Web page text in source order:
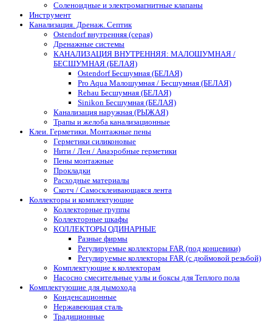
Соленоидные и электромагнитные клапаны
Инструмент
Канализация. Дренаж. Септик
Ostendorf внутренняя (серая)
Дренажные системы
КАНАЛИЗАЦИЯ ВНУТРЕННЯЯ: МАЛОШУМНАЯ /
БЕСШУМНАЯ (БЕЛАЯ)
Ostendorf Бесшумная (БЕЛАЯ)
Pro Aqua Малошумная / Бесшумная (БЕЛАЯ)
Rehau Бесшумная (БЕЛАЯ)
Sinikon Бесшумная (БЕЛАЯ)
Канализация наружная (РЫЖАЯ)
Трапы и желоба канализационные
Клеи. Герметики. Монтажные пены
Герметики силиконовые
Нити / Лен / Анаэробные герметики
Пены монтажные
Прокладки
Расходные материалы
Скотч / Самосклеивающаяся лента
Коллекторы и комплектующие
Коллекторные группы
Коллекторные шкафы
КОЛЛЕКТОРЫ ОДИНАРНЫЕ
Разные фирмы
Регулируемые коллекторы FAR (под концевики)
Регулируемые коллекторы FAR (с дюймовой резьбой)
Комплектующие к коллекторам
Насосно смесительные узлы и боксы для Теплого пола
Комплектующие для дымохода
Конденсационные
Нержавеющая сталь
Традиционные